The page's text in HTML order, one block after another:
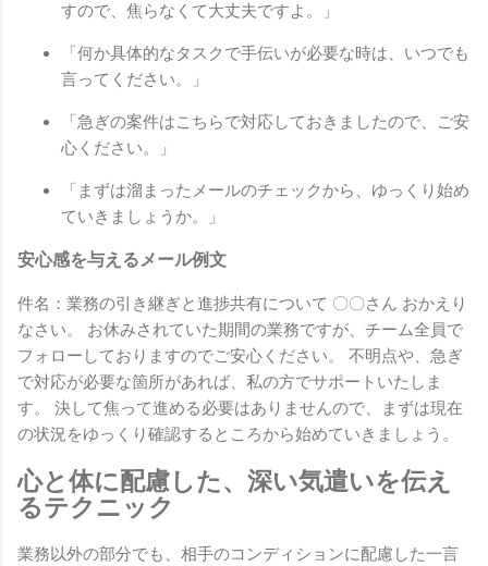
すので、焦らなくて大丈夫ですよ。」
「何か具体的なタスクで手伝いが必要な時は、いつでも
言ってください。」
「急ぎの案件はこちらで対応しておきましたので、ご安
心ください。」
「まずは溜まったメールのチェックから、ゆっくり始め
ていきましょうか。」
安心感を与えるメール例文
件名：業務の引き継ぎと進捗共有について 〇〇さん おかえり
なさい。 お休みされていた期間の業務ですが、チーム全員で
フォローしておりますのでご安心ください。 不明点や、急ぎ
で対応が必要な箇所があれば、私の方でサポートいたしま
す。 決して焦って進める必要はありませんので、まずは現在
の状況をゆっくり確認するところから始めていきましょう。
心と体に配慮した、深い気遣いを伝え
るテクニック
業務以外の部分でも、相手のコンディションに配慮した一言